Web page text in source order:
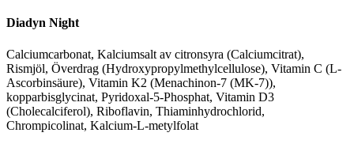
Diadyn Night
Calciumcarbonat, Kalciumsalt av citronsyra (Calciumcitrat),
Rismjöl, Överdrag (Hydroxypropylmethylcellulose), Vitamin C (L-
Ascorbinsäure), Vitamin K2 (Menachinon-7 (MK-7)),
kopparbisglycinat, Pyridoxal-5-Phosphat, Vitamin D3
(Cholecalciferol), Riboflavin, Thiaminhydrochlorid,
Chrompicolinat, Kalcium-L-metylfolat